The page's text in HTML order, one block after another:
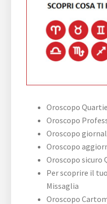
Oroscopo
Oroscopo
Oroscopo
Oroscopo
Oroscopo sicuro
Per scoprire il
Missaglia
Oroscopo